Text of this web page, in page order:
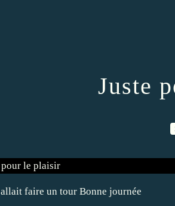
Juste
faire un tour Bonne journée